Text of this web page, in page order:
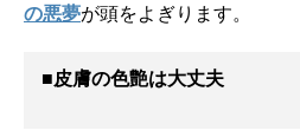
の悪夢が頭をよぎります。
■皮膚の色艶は大丈夫